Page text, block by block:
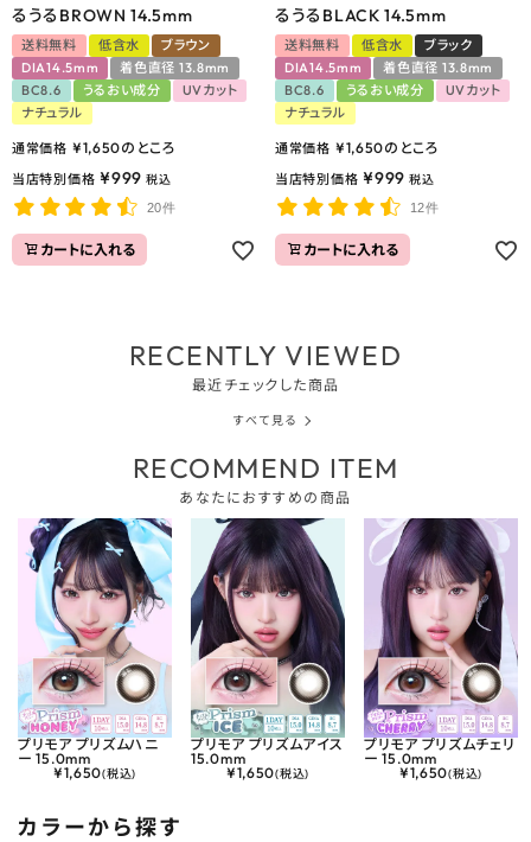
るうるBROWN 14.5mm
送料無料 低含水
ブラウン
DIA14.5mm
着色直径 13.8mm
BC8.6
うるおい成分
UVカット
ナチュラル
通常価格 ¥1,650のところ
当店特別価格 ¥999 税込
20件
カートに入れる
るうるBLACK 14.5mm
送料無料 低含水
ブラック
DIA14.5mm
着色直径 13.8mm
BC8.6
うるおい成分
UVカット
ナチュラル
通常価格 ¥1,650のところ
当店特別価格 ¥999 税込
12件
カートに入れる
RECENTLY VIEWED
最近チェックした商品
すべて見る
RECOMMEND ITEM
あなたにおすすめの商品
プリモア プリズムハニ
ー 15.0mm
¥1,650(税込)
プリモア プリズムアイス
15.0mm
¥1,650(税込)
プリモア プリズムチェリ
ー 15.0mm
¥1,650(税込)
カラーから探す